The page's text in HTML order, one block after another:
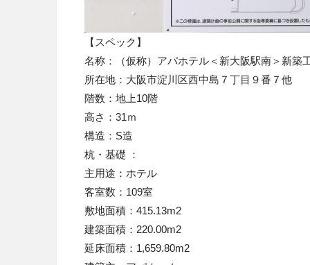
【スペック】
名称：（仮称）アパホテル＜新大阪駅南＞新築
所在地：大阪市淀川区西中島７丁目９番７他
階数：地上10階
高さ：31ｍ
構造：S造
杭・基礎 ：
主用途：ホテル
客室数：109室
敷地面積：415.13m2
建築面積：220.00m2
延床面積：1,659.80m2